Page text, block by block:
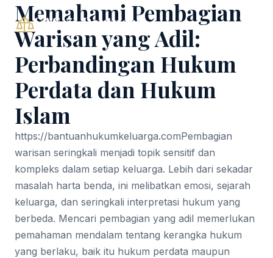
SAS & Partners
Memahami Pembagian
Warisan yang Adil:
Perbandingan Hukum
Perdata dan Hukum
Islam
https://bantuanhukumkeluarga.comPembagian
warisan seringkali menjadi topik sensitif dan
kompleks dalam setiap keluarga. Lebih dari sekadar
masalah harta benda, ini melibatkan emosi, sejarah
keluarga, dan seringkali interpretasi hukum yang
berbeda. Mencari pembagian yang adil memerlukan
pemahaman mendalam tentang kerangka hukum
yang berlaku, baik itu hukum perdata maupun